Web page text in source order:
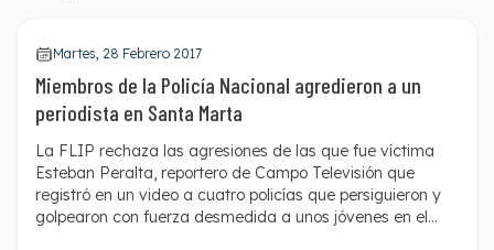
Martes, 28 Febrero 2017
Miembros de la Policía Nacional agredieron a un
periodista en Santa Marta
La FLIP rechaza las agresiones de las que fue víctima
Esteban Peralta, reportero de Campo Televisión que
registró en un video a cuatro policías que persiguieron y
golpearon con fuerza desmedida a unos jóvenes en el